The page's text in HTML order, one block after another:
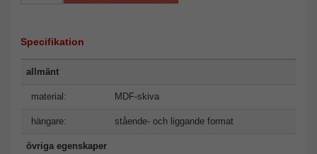
Specifikation
allmänt
material: MDF-skiva
hängare: stående- och liggande format
övriga egenskaper